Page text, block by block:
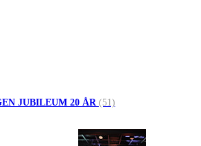
JUBILEUM 20 ÅR (51)